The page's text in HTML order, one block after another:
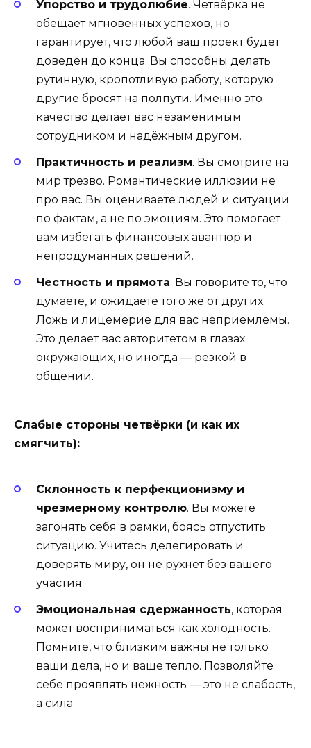
Упорство и трудолюбие. Четвёрка не
обещает мгновенных успехов, но
гарантирует, что любой ваш проект будет
доведён до конца. Вы способны делать
рутинную, кропотливую работу, которую
другие бросят на полпути. Именно это
качество делает вас незаменимым
сотрудником и надёжным другом.
Практичность и реализм. Вы смотрите на
мир трезво. Романтические иллюзии не
про вас. Вы оцениваете людей и ситуации
по фактам, а не по эмоциям. Это помогает
вам избегать финансовых авантюр и
непродуманных решений.
Честность и прямота. Вы говорите то, что
думаете, и ожидаете того же от других.
Ложь и лицемерие для вас неприемлемы.
Это делает вас авторитетом в глазах
окружающих, но иногда — резкой в
общении.
Слабые стороны четвёрки (и как их
смягчить):
Склонность к перфекционизму и
чрезмерному контролю. Вы можете
загонять себя в рамки, боясь отпустить
ситуацию. Учитесь делегировать и
доверять миру, он не рухнет без вашего
участия.
Эмоциональная сдержанность, которая
может восприниматься как холодность.
Помните, что близким важны не только
ваши дела, но и ваше тепло. Позволяйте
себе проявлять нежность — это не слабость,
а сила.